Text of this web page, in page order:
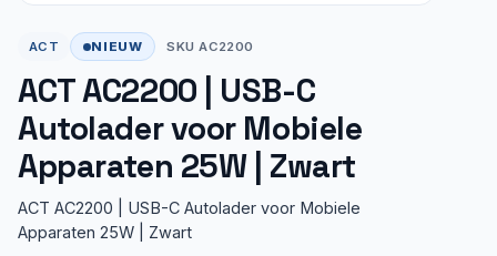
ACT NIEUW SKU AC2200
ACT AC2200 | USB-C
Autolader voor Mobiele
Apparaten 25W | Zwart
ACT AC2200 | USB-C Autolader voor Mobiele
Apparaten 25W | Zwart